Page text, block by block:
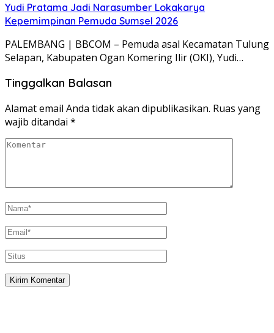
Yudi Pratama Jadi Narasumber Lokakarya
Kepemimpinan Pemuda Sumsel 2026
PALEMBANG | BBCOM – Pemuda asal Kecamatan Tulung
Selapan, Kabupaten Ogan Komering Ilir (OKI), Yudi…
Tinggalkan Balasan
Alamat email Anda tidak akan dipublikasikan. Ruas yang
wajib ditandai *